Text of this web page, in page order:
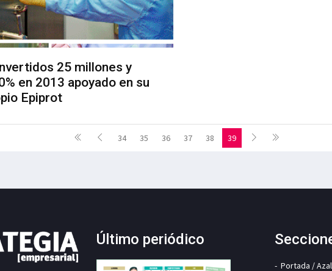
25 millones y
en 2013 apoyado en su
Epiprot
34 35 36 37 38 39
Último periódico
Portada /